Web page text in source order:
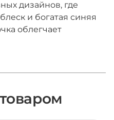
дизайнов, где
и богатая синяя
облегчает